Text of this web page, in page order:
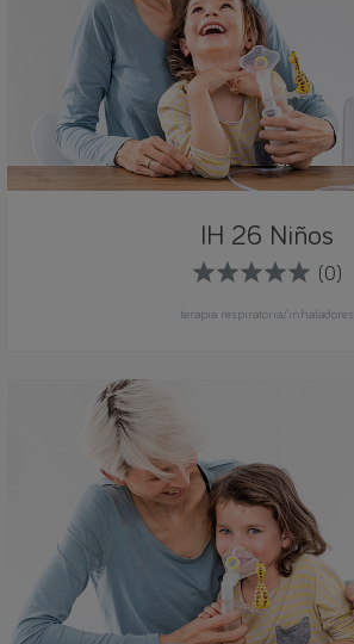
IH 26 Niños
(0)
terapia respiratoria/inhaladores